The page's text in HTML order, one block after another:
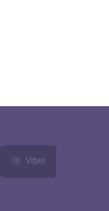
Viber